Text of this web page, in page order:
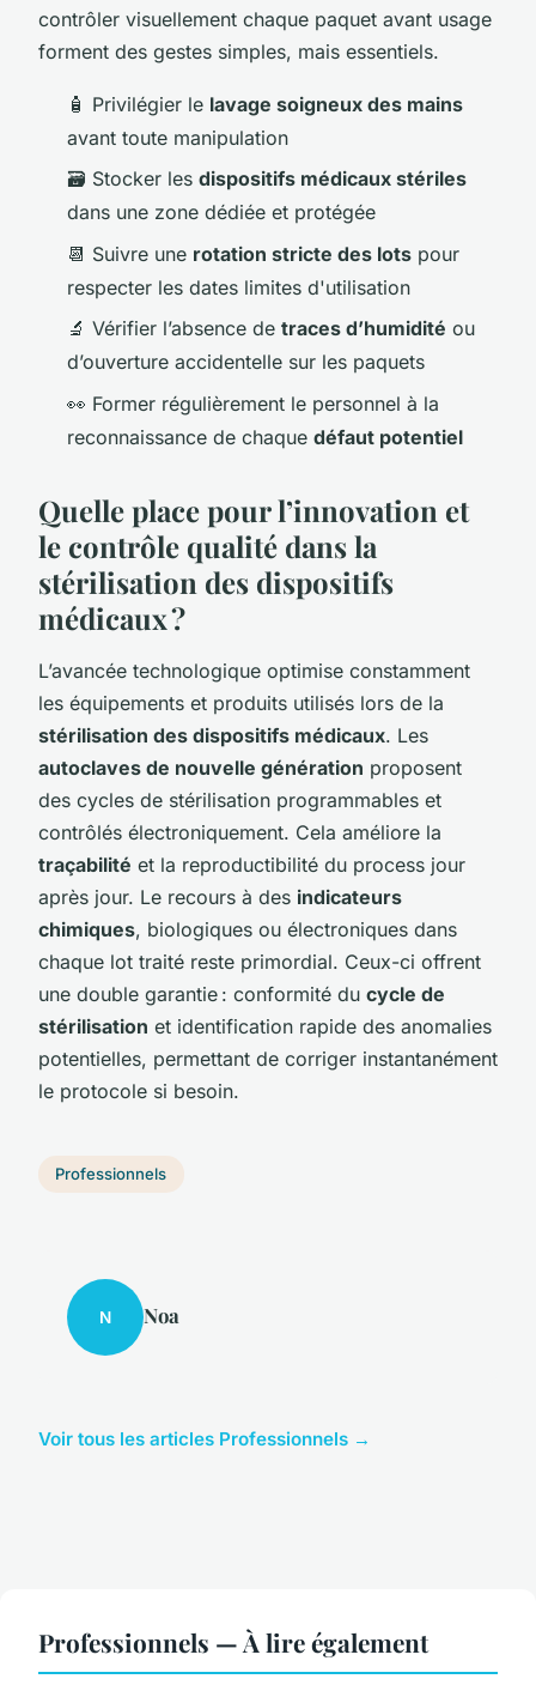
contrôler visuellement chaque paquet avant usage
forment des gestes simples, mais essentiels.
🧴 Privilégier le lavage soigneux des mains
avant toute manipulation
🗃️ Stocker les dispositifs médicaux stériles
dans une zone dédiée et protégée
📆 Suivre une rotation stricte des lots pour
respecter les dates limites d'utilisation
🔬 Vérifier l’absence de traces d’humidité ou
d’ouverture accidentelle sur les paquets
👀 Former régulièrement le personnel à la
reconnaissance de chaque défaut potentiel
Quelle place pour l’innovation et
le contrôle qualité dans la
stérilisation des dispositifs
médicaux ?
L’avancée technologique optimise constamment
les équipements et produits utilisés lors de la
stérilisation des dispositifs médicaux. Les
autoclaves de nouvelle génération proposent
des cycles de stérilisation programmables et
contrôlés électroniquement. Cela améliore la
traçabilité et la reproductibilité du process jour
après jour. Le recours à des indicateurs
chimiques, biologiques ou électroniques dans
chaque lot traité reste primordial. Ceux-ci offrent
une double garantie : conformité du cycle de
stérilisation et identification rapide des anomalies
potentielles, permettant de corriger instantanément
le protocole si besoin.
Professionnels
N Noa
Voir tous les articles Professionnels →
Professionnels — À lire également